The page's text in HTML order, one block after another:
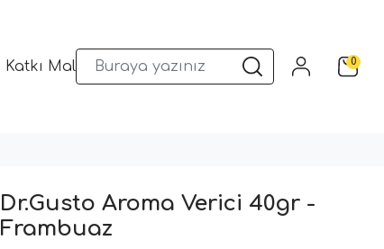
Katkı Malzemeleri Sunum Gereçleri Kalıplar0
Dr.Gusto Aroma Verici 40gr -
Frambuaz